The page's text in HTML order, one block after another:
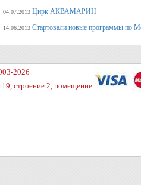
04.07.2013 Цирк АКВАМАРИН
14.06.2013 Стартовали новые программы по
2026
строение 2, помещение